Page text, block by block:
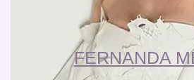
FERNANDA